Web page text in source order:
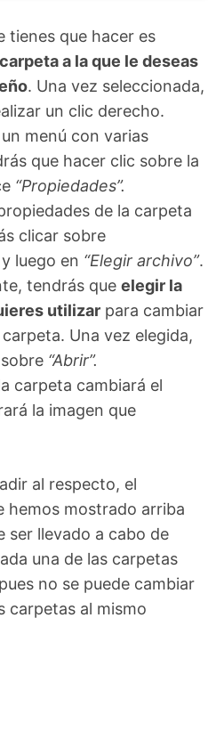
tienes que hacer es
a la que le deseas
. Una vez seleccionada,
un clic derecho.
menú con varias
que hacer clic sobre la
“Propiedades”.
de la carpeta
clicar sobre
luego en “Elegir archivo”.
tendrás que elegir la
utilizar para cambiar
Una vez elegida,
“Abrir”.
carpeta cambiará el
la imagen que
al respecto, el
hemos mostrado arriba
ser llevado a cabo de
una de las carpetas
no se puede cambiar
carpetas al mismo